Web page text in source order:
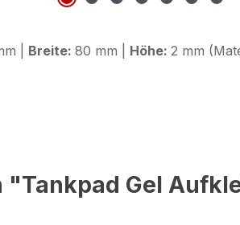
| Breite: 80 mm | Höhe: 2 mm
"Tankpad Gel